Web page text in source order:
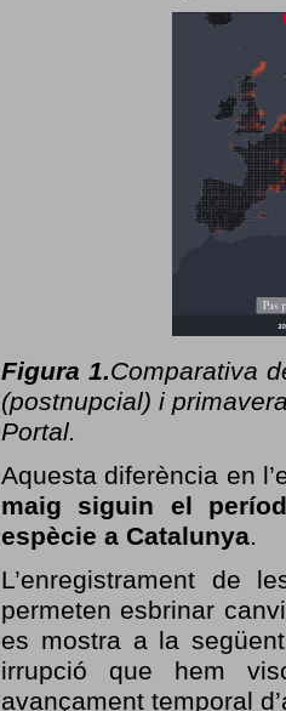
Figura 1.Comparativa
(postnupcial) i
Portal.
Aquesta diferència en
maig siguin el
espècie a Catalunya.
L’enregistrament de
permeten esbrinar
es mostra a la
irrupció que hem
avançament temporal